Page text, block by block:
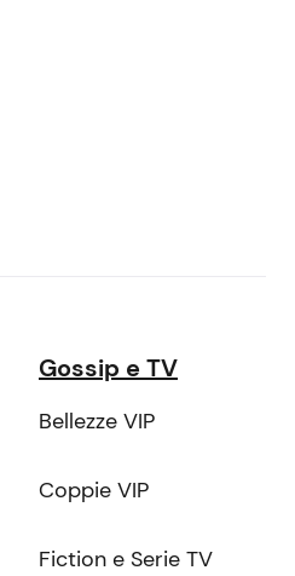
Gossip e TV
Bellezze VIP
Coppie VIP
Fiction e Serie TV